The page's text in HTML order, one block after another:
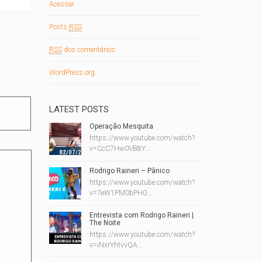
Acessar
Posts RSS
RSSdos comentários
WordPress.org
LATEST POSTS
Operação Mesquita
https://www.youtube.com/watch?
v=CcC7Hw0VB8Y...
Rodrigo Raineri – Pânico
https://www.youtube.com/watch?
v=7eW1PM0bPH0...
Entrevista com Rodrigo Raineri |
The Noite
https://www.youtube.com/watch?
v=iNxrYhtvvQA...